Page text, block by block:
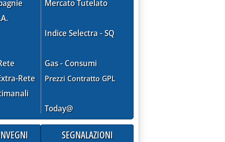
Rete
Mercato Tutelato
Indice Selectra - SQ
Gas - Consumi
Prezzi Contratto GPL
Today@
SEGNALAZIONI